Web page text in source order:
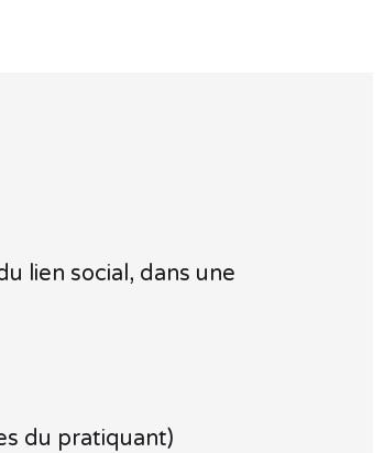
lien social, dans une
du pratiquant)